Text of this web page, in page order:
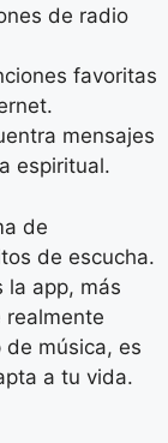
de radio
favoritas
mensajes
espiritual.
de
de escucha.
la app, más
realmente
de música, es
a tu vida.